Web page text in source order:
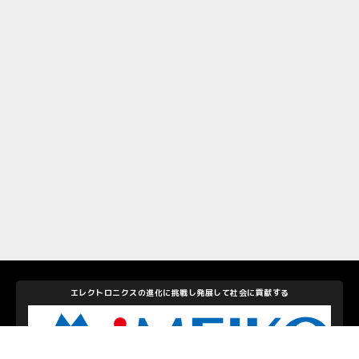
エレクトロニクスの進化に挑戦し発展して社会に貢献する